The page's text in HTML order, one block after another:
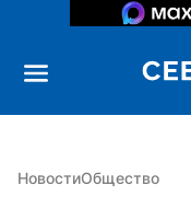
НовостиОбщество